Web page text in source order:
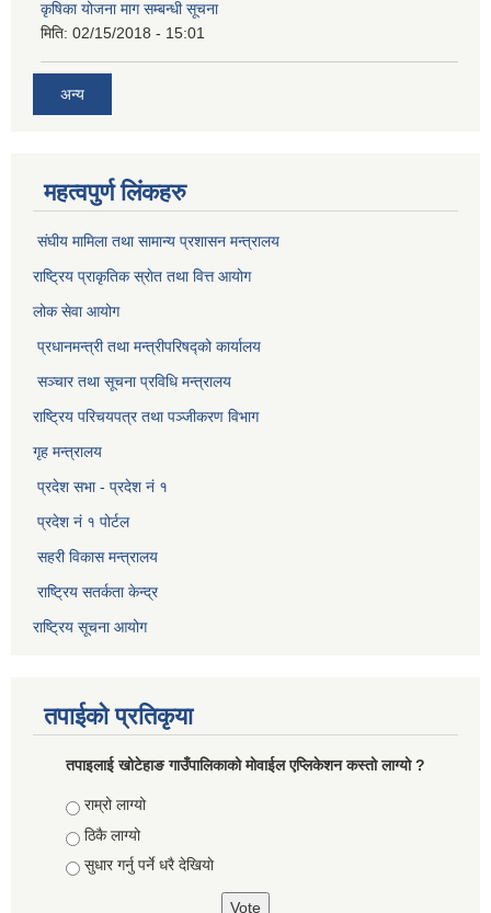
कृषिका योजना माग सम्बन्धी सूचना
मिति: 02/15/2018 - 15:01
अन्य
महत्वपुर्ण लिंकहरु
संघीय मामिला तथा सामान्य प्रशासन मन्त्रालय
राष्ट्रिय प्राकृतिक स्राेत तथा वित्त आयोग
लोक सेवा आयोग
प्रधानमन्त्री तथा मन्त्रीपरिषद्को कार्यालय
सञ्‍चार तथा सूचना प्रविधि मन्त्रालय
राष्ट्रिय परिचयपत्र तथा पञ्जीकरण विभाग​
गृह मन्त्रालय
प्रदेश सभा - प्रदेश नं १
प्रदेश नं १ पोर्टल
सहरी विकास मन्त्रालय
राष्ट्रिय सतर्कता केन्द्र
राष्ट्रिय सूचना आयोग
तपाईको प्रतिकृया
तपाइलाई खोटेहाङ गाउँपालिकाको माेवाईल एप्लिकेशन कस्तो लाग्यो ?
Choices
राम्रो लाग्यो
ठिकै लाग्यो
सुधार गर्नु पर्ने धरै देखियाे